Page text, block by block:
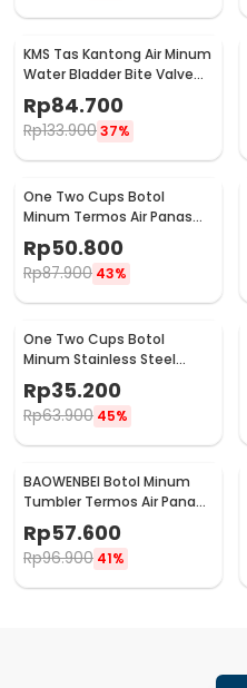
KMS Tas Kantong Air Minum
Water Bladder Bite Valve
Hydration Bag 3L - BL018
Rp84.700
Rp133.90037%
One Two Cups Botol
Minum Termos Air Panas
Dingin with Cup Head
500ml - SUS304
Rp50.800
Rp87.900 43%
One Two Cups Botol
Minum Stainless Steel
Water Bottle 300ml -
YM006
Rp35.200
Rp63.900 45%
BAOWENBEI Botol Minum
Tumbler Termos Air Panas
Dingin Stainless 500ml -
A1A0
Rp57.600
Rp96.900 41%